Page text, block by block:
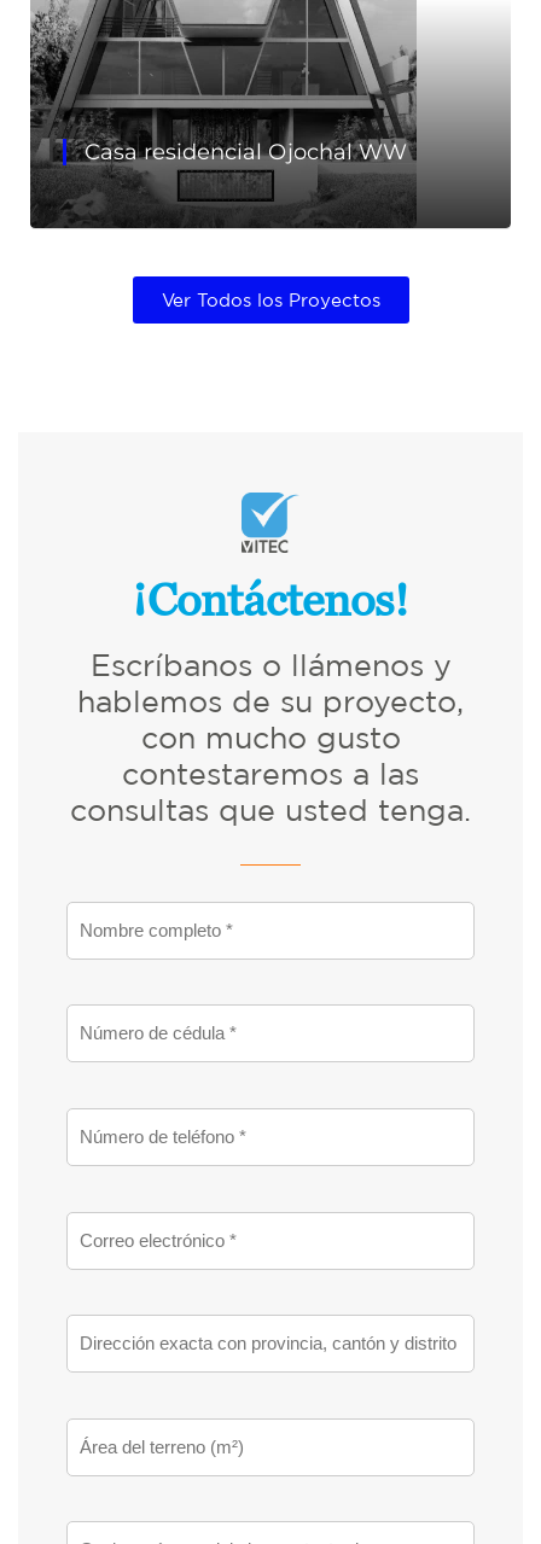
Casa residencial Ojochal WW
Ver Todos los Proyectos
¡Contáctenos!
Escríbanos o llámenos y
hablemos de su proyecto,
con mucho gusto
contestaremos a las
consultas que usted tenga.